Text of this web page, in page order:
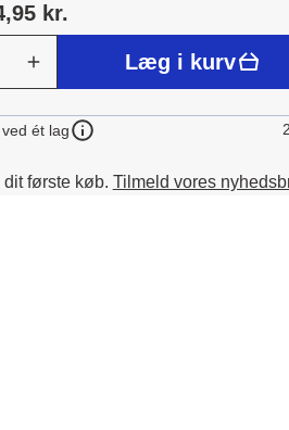
kr.
Læg i kurv
ét lag
dit første køb. Tilmeld vores